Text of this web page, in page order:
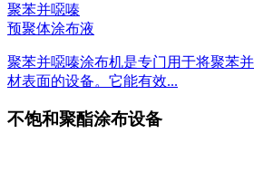
聚苯并噁嗪
预聚体涂布液
聚苯并噁嗪涂布机是专门用于将聚苯
材表面的设备。它能有效...
不饱和聚酯涂布设备